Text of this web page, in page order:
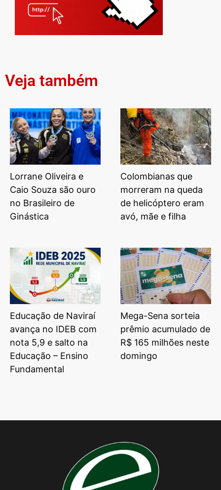
Veja também
Lorrane Oliveira e
Caio Souza são ouro
no Brasileiro de
Ginástica
Colombianas que
morreram na queda
de helicóptero eram
avó, mãe e filha
Educação de Naviraí
avança no IDEB com
nota 5,9 e salto na
Educação – Ensino
Fundamental
Mega-Sena sorteia
prêmio acumulado de
R$ 165 milhões neste
domingo